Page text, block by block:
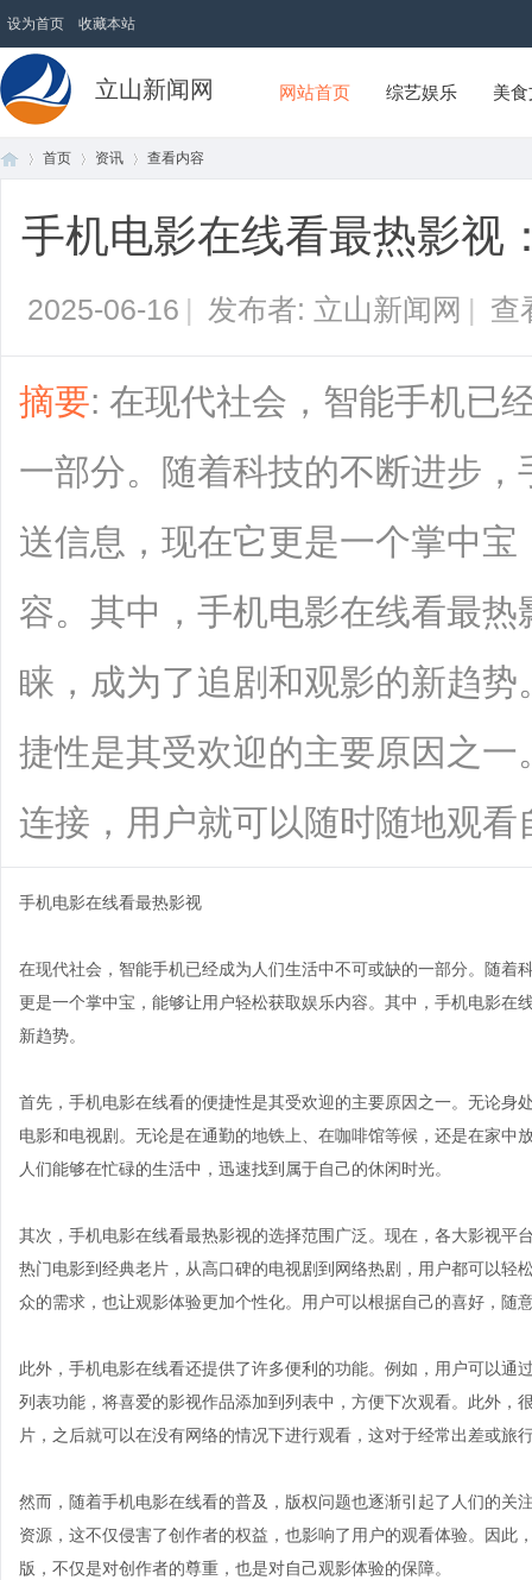
设为首页 收藏本站
立山新闻网 网站首页 综艺娱乐 美
首页
›
资讯 查看内容
手机电影在线看最热影视
2025-06-16 | 发布者: 立山新闻网 | 查
摘要: 在现代社会，智能手机已
一部分。随着科技的不断进步
送信息，现在它更是一个掌中
容。其中，手机电影在线看最
睐，成为了追剧和观影的新趋
捷性是其受欢迎的主要原因之
连接，用户就可以随时随地观看
手机电影在线看最热影视
在现代社会，智能手机已经成为人们生活中不可或缺的一部分。随着
更是一个掌中宝，能够让用户轻松获取娱乐内容。其中，手机电影在
新趋势。
首先，手机电影在线看的便捷性是其受欢迎的主要原因之一。无论身
电影和电视剧。无论是在通勤的地铁上、在咖啡馆等候，还是在家
人们能够在忙碌的生活中，迅速找到属于自己的休闲时光。
其次，手机电影在线看最热影视的选择范围广泛。现在，各大影视平
热门电影到经典老片，从高口碑的电视剧到网络热剧，用户都可以轻
众的需求，也让观影体验更加个性化。用户可以根据自己的喜好，随
此外，手机电影在线看还提供了许多便利的功能。例如，用户可以
列表功能，将喜爱的影视作品添加到列表中，方便下次观看。此外，
片，之后就可以在没有网络的情况下进行观看，这对于经常出差或旅
然而，随着手机电影在线看的普及，版权问题也逐渐引起了人们的关
资源，这不仅侵害了创作者的权益，也影响了用户的观看体验。因
版，不仅是对创作者的尊重，也是对自己观影体验的保障。